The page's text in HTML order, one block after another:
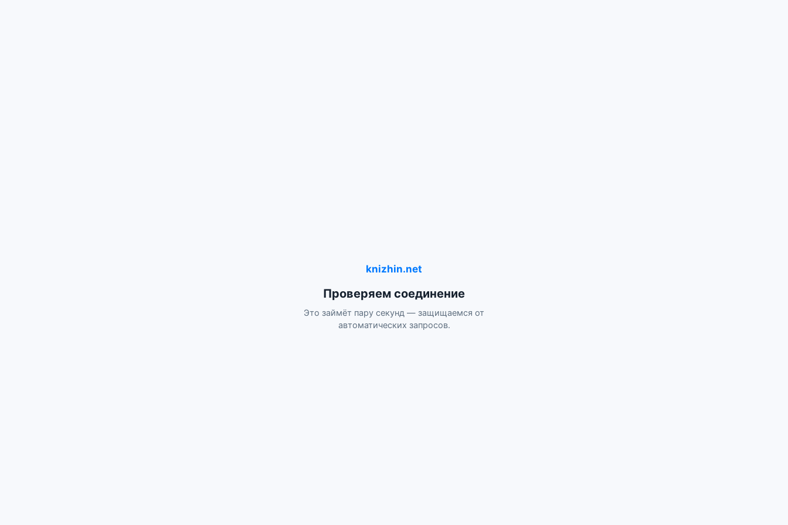
knizhin.net
Проверяем соединение
Это займёт пару секунд — защищаемся от
автоматических запросов.